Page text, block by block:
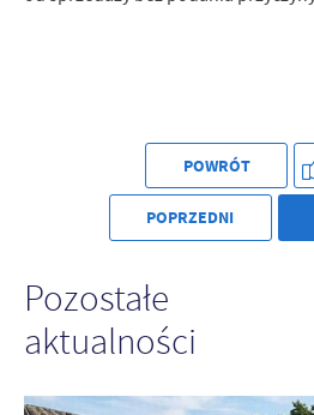
POWRÓT
POPRZEDNI
Pozostałe
aktualności